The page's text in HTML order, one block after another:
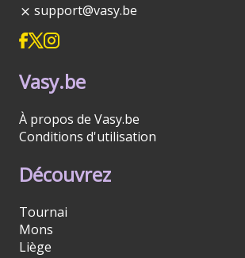
support@vasy.be
Vasy.be
À propos de Vasy.be
Conditions d'utilisation
Découvrez
Tournai
Mons
Liège